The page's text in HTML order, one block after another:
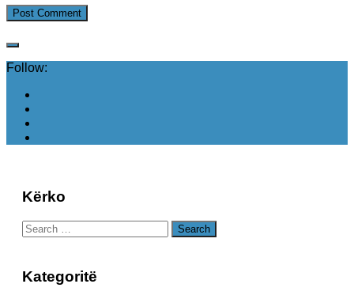
Follow:
Kërko
Search
for:
Kategoritë